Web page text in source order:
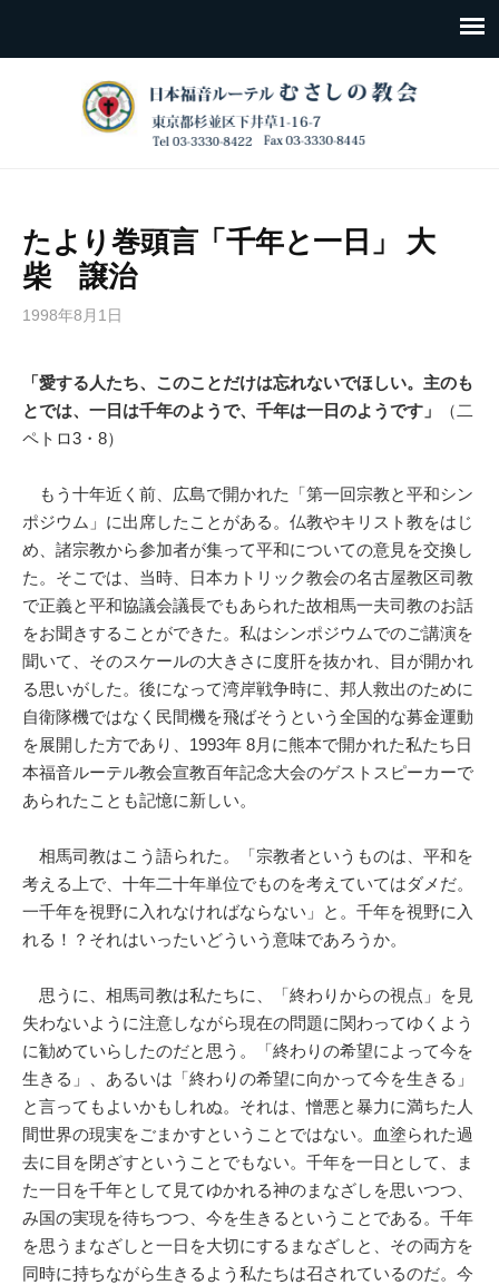
たより巻頭言「千年と一日」 大
柴 譲治
1998年8月1日
「愛する人たち、このことだけは忘れないでほしい。主のも
とでは、一日は千年のようで、千年は一日のようです」
（二
ペトロ3・8）
もう十年近く前、広島で開かれた「第一回宗教と平和シン
ポジウム」に出席したことがある。仏教やキリスト教をはじ
め、諸宗教から参加者が集って平和についての意見を交換し
た。そこでは、当時、日本カトリック教会の名古屋教区司教
で正義と平和協議会議長でもあられた故相馬一夫司教のお話
をお聞きすることができた。私はシンポジウムでのご講演を
聞いて、そのスケールの大きさに度肝を抜かれ、目が開かれ
る思いがした。後になって湾岸戦争時に、邦人救出のために
自衛隊機ではなく民間機を飛ばそうという全国的な募金運動
を展開した方であり、1993年 8月に熊本で開かれた私たち日
本福音ルーテル教会宣教百年記念大会のゲストスピーカーで
あられたことも記憶に新しい。
相馬司教はこう語られた。「宗教者というものは、平和を
考える上で、十年二十年単位でものを考えていてはダメだ。
一千年を視野に入れなければならない」と。千年を視野に入
れる！？それはいったいどういう意味であろうか。
思うに、相馬司教は私たちに、「終わりからの視点」を見
失わないように注意しながら現在の問題に関わってゆくよう
に勧めていらしたのだと思う。「終わりの希望によって今を
生きる」、あるいは「終わりの希望に向かって今を生きる」
と言ってもよいかもしれぬ。それは、憎悪と暴力に満ちた人
間世界の現実をごまかすということではない。血塗られた過
去に目を閉ざすということでもない。千年を一日として、ま
た一日を千年として見てゆかれる神のまなざしを思いつつ、
み国の実現を待ちつつ、今を生きるということである。千年
を思うまなざしと一日を大切にするまなざしと、その両方を
同時に持ちながら生きるよう私たちは召されているのだ。今